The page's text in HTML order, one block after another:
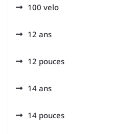
100 velo
12 ans
12 pouces
14 ans
14 pouces